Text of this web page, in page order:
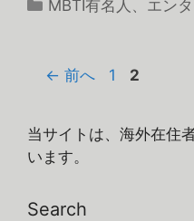
リ
MBTI有名人 エン
← 前へ
ペ
1
ペ
2
当サイトは、海外在住
います。
Search